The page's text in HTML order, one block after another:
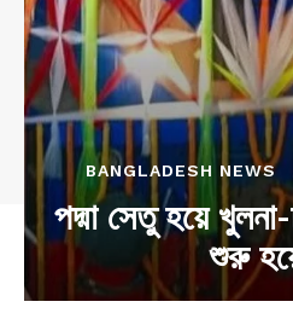
BANGLADESH NEWS
পদ্মা সেতু হয়ে
শুরু